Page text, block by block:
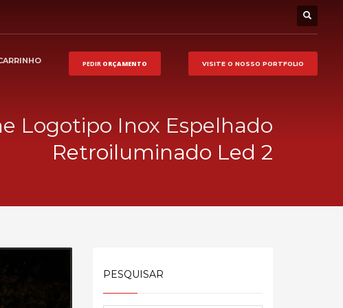
PEDIR ORÇAMENTO VISITE O NOSSO PORTFOLIO
Logotipo Inox Espelhado
Retroiluminado Led 2
PESQUISAR